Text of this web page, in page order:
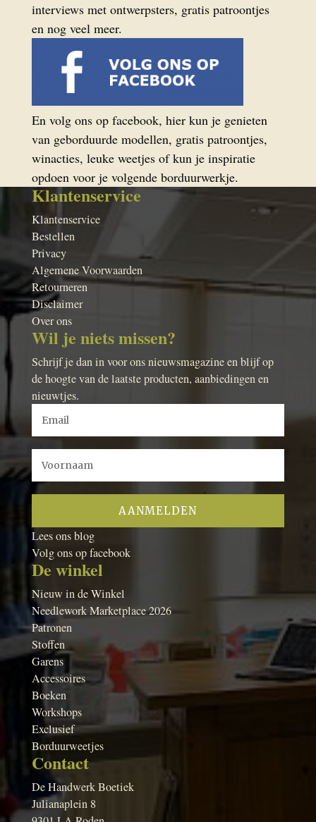
interviews met ontwerpsters, gratis patroontjes
en nog veel meer.
En volg ons op facebook, hier kun je genieten
van geborduurde modellen, gratis patroontjes,
winacties, leuke weetjes of kun je inspiratie
opdoen voor je volgende borduurwerkje.
Klantenservice
Klantenservice
Bestellen
Privacy
Algemene Voorwaarden
Retourneren
Disclaimer
Over ons
Wil je niets missen?
Schrijf je dan in voor ons nieuwsmagazine en blijf op
de hoogte van de laatste producten, aanbiedingen en
nieuwtjes.
Lees ons blog
Volg ons op facebook
De winkel
Nieuw in de Winkel
Needlework Marketplace 2026
Patronen
Stoffen
Garens
Accessoires
Boeken
Workshops
Exclusief
Borduurweetjes
Contact
De Handwerk Boetiek
Julianaplein 8